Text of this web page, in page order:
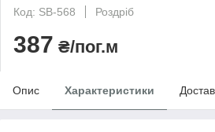
Код: SB-568
Роздріб
387 ₴/пог.м
Опис Характеристики